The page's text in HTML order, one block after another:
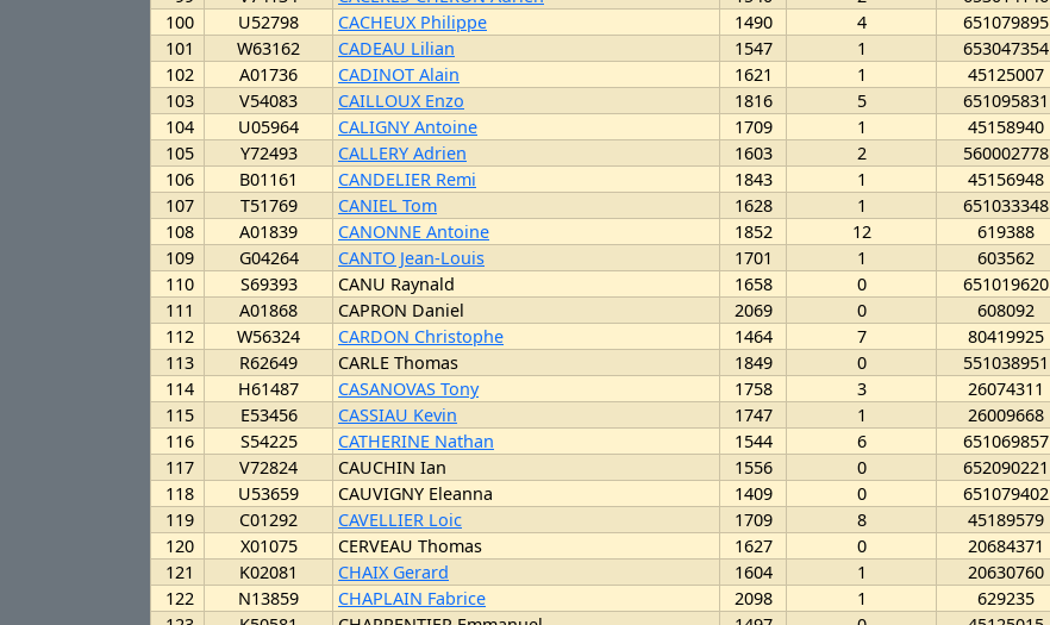
100
U52798 CACHEUX Philippe 1490 4 651079895
101
W63162 CADEAU Lilian 1547 1 653047354
102
A01736 CADINOT Alain 1621 1 45125007
103
V54083 CAILLOUX Enzo 1816 5 651095831
104
U05964 CALIGNY Antoine 1709 1 45158940
105
Y72493 CALLERY Adrien 1603 2 560002778
106
B01161 CANDELIER Remi 1843 1 45156948
107
T51769 CANIEL Tom 1628 1 651033348
108
A01839 CANONNE Antoine 1852 12 619388
109
G04264 CANTO Jean-Louis 1701 1 603562
110
S69393 CANU Raynald 1658 0 651019620
111
A01868 CAPRON Daniel 2069 0 608092
112
W56324 CARDON Christophe 1464 7 80419925
113
R62649 CARLE Thomas 1849 0 551038951
114
H61487 CASANOVAS Tony 1758 3 26074311
115
E53456 CASSIAU Kevin 1747 1 26009668
116
S54225 CATHERINE Nathan 1544 6 651069857
117
V72824 CAUCHIN Ian 1556 0 652090221
118
U53659 CAUVIGNY Eleanna 1409 0 651079402
119
C01292 CAVELLIER Loic 1709 8 45189579
120
X01075 CERVEAU Thomas 1627 0 20684371
121
K02081 CHAIX Gerard 1604 1 20630760
122
N13859 CHAPLAIN Fabrice 2098 1 629235